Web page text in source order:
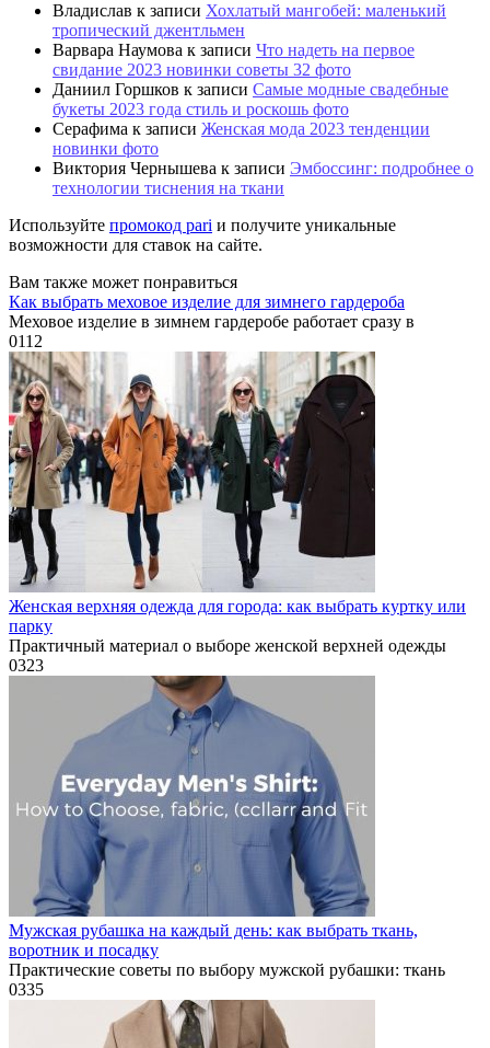
Владислав к записи Хохлатый мангобей: маленький
тропический джентльмен
Варвара Наумова к записи Что надеть на первое
свидание 2023 новинки советы 32 фото
Даниил Горшков к записи Самые модные свадебные
букеты 2023 года стиль и роскошь фото
Серафима к записи Женская мода 2023 тенденции
новинки фото
Виктория Чернышева к записи Эмбоссинг: подробнее о
технологии тиснения на ткани
Используйте промокод pari и получите уникальные
возможности для ставок на сайте.
Вам также может понравиться
Как выбрать меховое изделие для зимнего гардероба
Меховое изделие в зимнем гардеробе работает сразу в
0112
Женская верхняя одежда для города: как выбрать куртку или
парку
Практичный материал о выборе женской верхней одежды
0323
Мужская рубашка на каждый день: как выбрать ткань,
воротник и посадку
Практические советы по выбору мужской рубашки: ткань
0335